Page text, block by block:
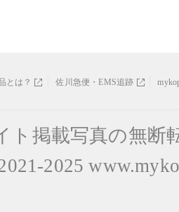
とは？ 佐川急便・EMS追跡
ト掲載写真の無断
2025